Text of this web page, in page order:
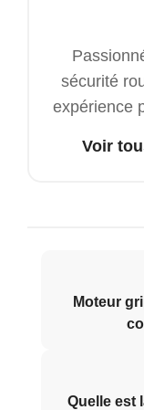
sécurité
expérience
Voir
Moteur
Quelle est